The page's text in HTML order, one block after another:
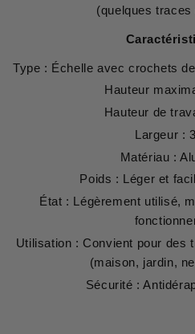
(quelques traces
Type : Échelle avec crochets
Hauteur
Hauteur de
Largeur :
Matériau :
Poids : Léger et
État : Légèrement utilisé,
Utilisation : Convient pour des
(maison, jardin,
Sécurité :